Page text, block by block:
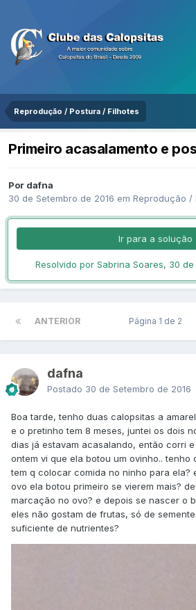
Reprodução / Postura / Filhotes
Primeiro acasalamento e
Por dafna
30 de Setembro de 2016 em Reprodução /
Ir para a solução
Resolvido por Sabrina Soares, 30 de
ANTERIOR Página 1 de 2
dafna
Postado 30 de Setembro de 2016
Boa tarde, tenho duas calopsitas a
e o pretinho tem 8 meses, juntei os dois
dias já estavam acasalando, então corri
ontem vi que ela botou um ovinho.. tenho
tem q colocar comida no ninho para ela?
ovo ela botou primeiro se vierem mais?
marcação no ovo? e depois se nascer o
eles não gostam de frutas, só de
suficiente de nutrientes?